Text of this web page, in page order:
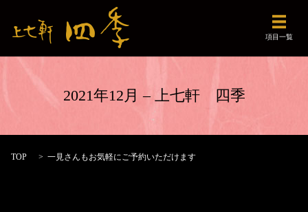
メニュ
項目一覧
2021年12月 – 上七軒 四季
TOP 一見さんもお気軽にご予約いただけます